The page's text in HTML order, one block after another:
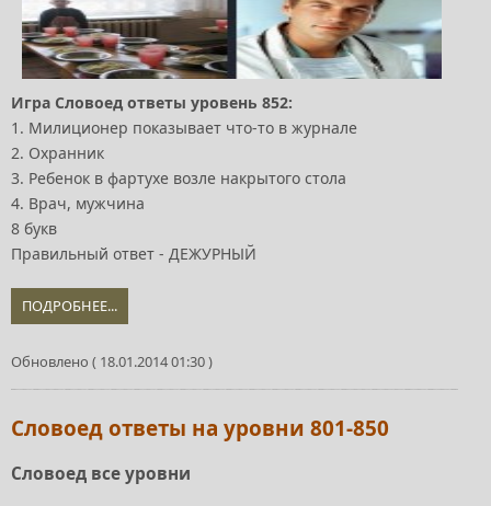
Игра Словоед ответы уровень 852:
1. Милиционер показывает что-то в журнале
2. Охранник
3. Ребенок в фартухе возле накрытого стола
4. Врач, мужчина
8 букв
Правильный ответ - ДЕЖУРНЫЙ
ПОДРОБНЕЕ...
Обновлено ( 18.01.2014 01:30 )
Словоед ответы на уровни 801-850
Словоед все уровни